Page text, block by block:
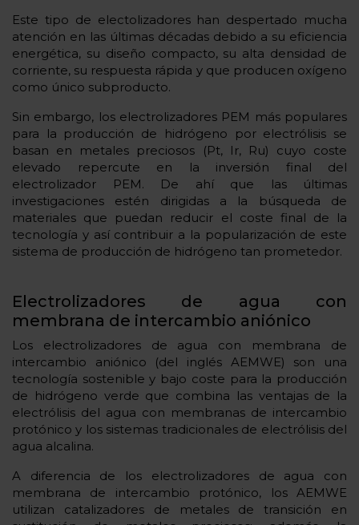
Este tipo de electolizadores han despertado mucha
atención en las últimas décadas debido a su eficiencia
energética, su diseño compacto, su alta densidad de
corriente, su respuesta rápida y que producen oxígeno
como único subproducto.
Sin embargo, los electrolizadores PEM más populares
para la producción de hidrógeno por electrólisis se
basan en metales preciosos (Pt, Ir, Ru) cuyo coste
elevado repercute en la inversión final del
electrolizador PEM. De ahí que las últimas
investigaciones estén dirigidas a la búsqueda de
materiales que puedan reducir el coste final de la
tecnología y así contribuir a la popularización de este
sistema de producción de hidrógeno tan prometedor.
Electrolizadores de agua con
membrana de intercambio aniónico
Los electrolizadores de agua con membrana de
intercambio aniónico (del inglés AEMWE) son una
tecnología sostenible y bajo coste para la producción
de hidrógeno verde que combina las ventajas de la
electrólisis del agua con membranas de intercambio
protónico y los sistemas tradicionales de electrólisis del
agua alcalina.
A diferencia de los electrolizadores de agua con
membrana de intercambio protónico, los AEMWE
utilizan catalizadores de metales de transición en